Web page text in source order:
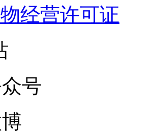
经营许可证
号